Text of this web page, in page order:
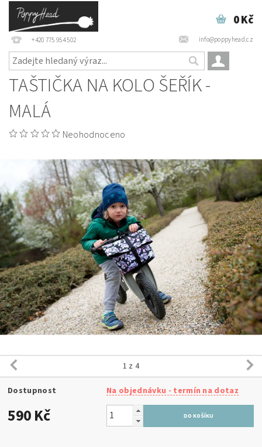
+420 775 954 502 info@poppyhead.cz
0 Kč
TAŠTIČKA NA KOLO ŠEŘÍK -
MALÁ
Neohodnoceno
1 z 4
Dostupnost Na objednávku - termín na dotaz
590 Kč